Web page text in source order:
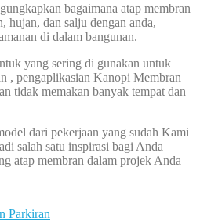
bagaimana atap membran
hujan, dan salju dengan anda,
di dalam bangunan.
yang sering di gunakan untuk
, pengaplikasian Kanopi Membran
tidak memakan banyak tempat dan
dari pekerjaan yang sudah Kami
salah satu inspirasi bagi Anda
atap membran dalam projek Anda